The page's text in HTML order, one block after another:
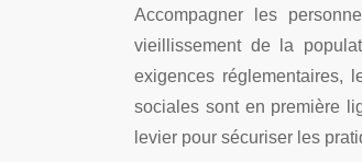
Accompagner les
vieillissement de la
exigences réglementaires,
sociales sont en première
levier pour sécuriser les